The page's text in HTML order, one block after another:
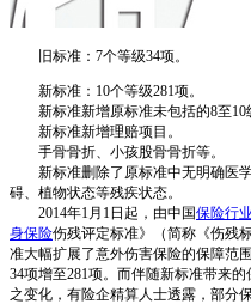
旧标准：7个等级34项。
新标准：10个等级281项。
新标准新增原标准未包括的8至10
新标准新增理赔项目。
手骨骨折、小孩股骨骨折等。
新标准删除了原标准中无明确医学
碍、植物状态等残疾状态。
2014年1月1日起，由中国保险行
身保险伤残评定标准》（简称《伤残
准大幅扩展了意外伤害保险的保障范
34项增至281项。而伴随新标准带来
之变化，有险企精算人士透露，部分